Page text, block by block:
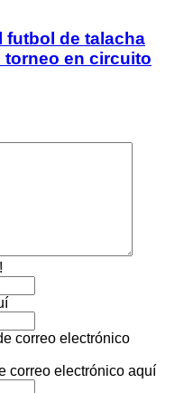
futbol de talacha
en circuito
correo electrónico
correo electrónico aquí